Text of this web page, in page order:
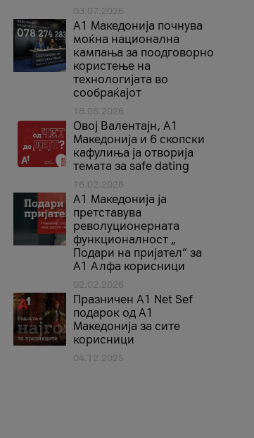
03.07.2026
A1 Македонија почнува
моќна национална
кампања за поодговорно
користење на
технологијата во
сообраќајот
18.05.2026
Овој Валентајн, A1
Македонија и 6 скопски
кафулиња ја отворија
темата за safe dating
16.02.2026
А1 Македонија ја
претставува
револуционерната
функционалност „
Подари на пријател“ за
А1 Алфа корисници
02.02.2026
Празничен A1 Net Sеf
подарок од А1
Македонија за сите
корисници
04.12.2025